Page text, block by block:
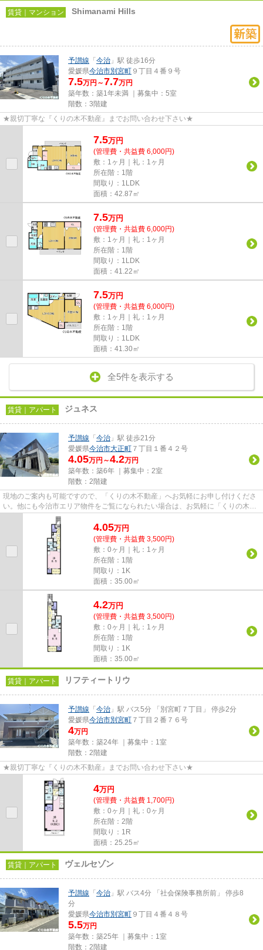
賃貸｜マンション Shimanami Hills
予讃線 「 今治 」駅 徒歩16分
愛媛県今治市別宮町 ９丁目４番９号
7.5万円～7.7万円
築年数：築1年未満 ｜募集中： 5室
階数：3階建
★親切丁寧な『くりの木不動産』までお問い合わせ下さい★
7.5万円
(管理費・共益費 6,000円)
敷：1ヶ月｜礼：1ヶ月
所在階：1階
間取り：1LDK
面積：42.87㎡
7.5万円
(管理費・共益費 6,000円)
敷：1ヶ月｜礼：1ヶ月
所在階：1階
間取り：1LDK
面積：41.22㎡
7.5万円
(管理費・共益費 6,000円)
敷：1ヶ月｜礼：1ヶ月
所在階：1階
間取り：1LDK
面積：41.30㎡
全5件を表示する
賃貸｜アパート ジュネス
予讃線 「 今治 」駅 徒歩21分
愛媛県今治市大正町 ７丁目１番４２号
4.05万円～4.2万円
築年数：築6年 ｜募集中： 2室
階数：2階建
現地のご案内も可能ですので、「くりの木不動産」へお気軽にお申し付けくださ
い。他にも今治市エリア物件をご覧になられたい場合は、お気軽に「くりの木不
動産」までご連絡ください。...
4.05万円
(管理費・共益費 3,500円)
敷：0ヶ月｜礼：1ヶ月
所在階：1階
間取り：1K
面積：35.00㎡
4.2万円
(管理費・共益費 3,500円)
敷：0ヶ月｜礼：1ヶ月
所在階：1階
間取り：1K
面積：35.00㎡
賃貸｜アパート リフティートリウ
予讃線 「 今治 」駅 バス5分 「別宮町７丁目」 停歩2分
愛媛県今治市別宮町 ７丁目２番７６号
4万円
築年数：築24年 ｜募集中： 1室
階数：2階建
★親切丁寧な『くりの木不動産』までお問い合わせ下さい★
4万円
(管理費・共益費 1,700円)
敷：0ヶ月｜礼：0ヶ月
所在階：2階
間取り：1R
面積：25.25㎡
賃貸｜アパート ヴェルセゾン
予讃線 「 今治 」駅 バス4分 「社会保険事務所前」 停歩8
分
愛媛県今治市別宮町 ９丁目４番４８号
5.5万円
築年数：築25年 ｜募集中： 1室
階数：2階建